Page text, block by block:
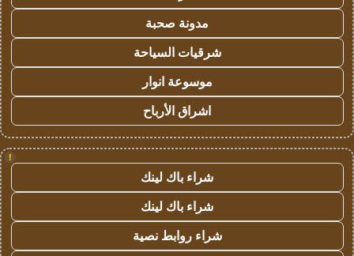
مدونة صحبة
شرقيات السياحة
موسوعة انوار
اشراق الأرباح
!
شراء باك لينك
شراء باك لينك
شراء روابط نصية